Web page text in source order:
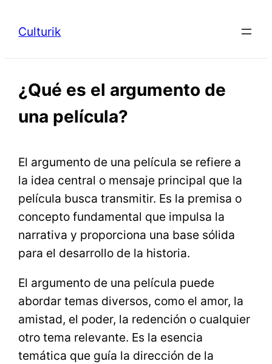
Culturik
¿Qué es el argumento de
una película?
El argumento de una película se refiere a
la idea central o mensaje principal que la
película busca transmitir. Es la premisa o
concepto fundamental que impulsa la
narrativa y proporciona una base sólida
para el desarrollo de la historia.
El argumento de una película puede
abordar temas diversos, como el amor, la
amistad, el poder, la redención o cualquier
otro tema relevante. Es la esencia
temática que guía la dirección de la